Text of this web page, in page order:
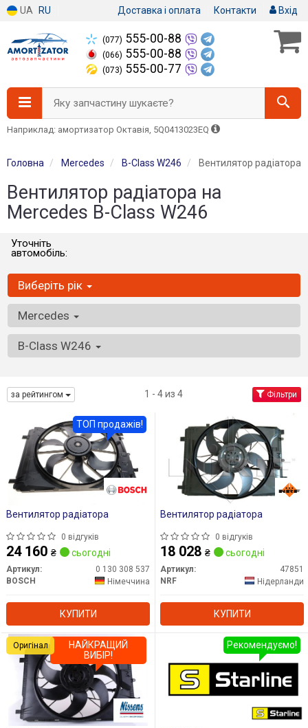
UA RU Доставка і оплата Контакти Вхід
(077) 555-00-88
(066) 555-00-88
(073) 555-00-77
Яку запчастину шукаєте?
Наприклад: амортизатор Октавія, 5Q0413023EQ
Головна Mercedes B-Class W246 Вентилятор радіатора
Вентилятор радіатора на
Mercedes B-Class W246
Уточніть
автомобіль:
Виберіть рік
Mercedes
B-Class W246
за рейтингом 1 - 4 из 4 Фільтри
Вентилятор радіатора
0 відгуків
24 160 ₴ сьогодні
Артикул:
0 130 308 537
BOSCH
Німеччина
КУПИТИ
ТОП продажів!
Вентилятор радіатора
0 відгуків
18 028 ₴ сьогодні
Артикул:
47851
NRF
Нідерланди
КУПИТИ
НАЙКРАЩИЙ
ВИБІР!
Оригінал Рекомендуємо!